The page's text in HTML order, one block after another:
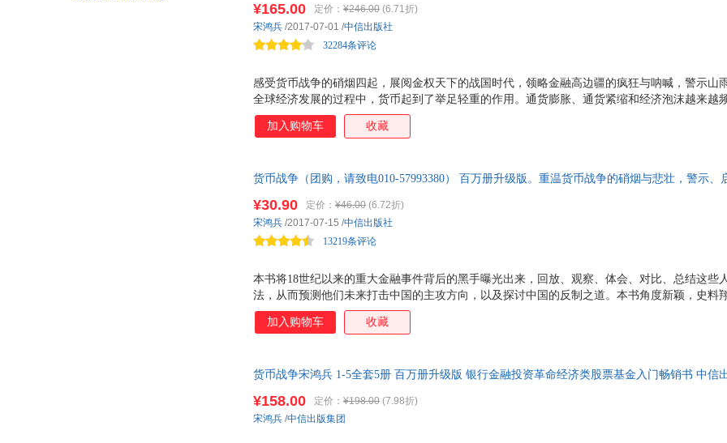
大家电
家用
感受货币战争的硝烟四起，展阅金权天下的战国时代，领略金融高边疆的疯狂与呐喊，警示山
全球经济发展的过程中，货币起到了举足轻重的作用。通货膨胀、通货紧缩和经济泡沫越来越
活，但是货币背后隐藏的集团利益之争，却在很长时间里不为人知。什么样的特殊利益集团左
演化？它们如何从政府手中夺取了货币发行大权？它们又怎样制造泡沫和危机，从中渔利？
¥165.00 定价： ¥246.00 (6.71折)
32284条评论
宋鸿兵 /2017-07-01 /中信出版社
加入购物车 收藏
货币战争（团购，请致电010-57993380） 百万册升级版。重温货币战争的硝烟与悲壮，警示、
本书将18世纪以来的重大金融事件背后的黑手曝光出来，回放、观察、体会、对比、总结这些
法，从而预测他们未来打击中国的主攻方向，以及探讨中国的反制之道。本书角度新颖，史料
而且结合当下，以史为鉴，有较强的现实意义，令人耳目一新。文字浅显流畅，可读性强，既
性。《货币战争》系列一版再版，作为百万现象级的畅销读物，书中观点常常引发热议，每次
¥30.90 定价： ¥46.00 (6.72折)
13219条评论
宋鸿兵 /2017-07-15 /中信出版社
加入购物车 收藏
货币战争宋鸿兵 1-5全套5册 百万册升级版 银行金融投资革命经济类股票基金入门畅销书 中信
¥158.00 定价： ¥198.00 (7.98折)
宋鸿兵 /中信出版集团